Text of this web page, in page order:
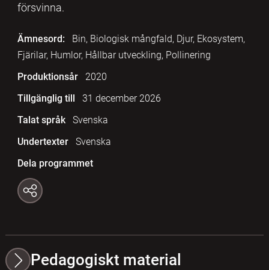
försvinna.
Ämnesord:
Bin, Biologisk mångfald, Djur, Ekosystem,
Fjärilar, Humlor, Hållbar utveckling, Pollinering
Produktionsår
2020
Tillgänglig till
31 december 2026
Talat språk
Svenska
Undertexter
Svenska
Dela programmet
Pedagogiskt material